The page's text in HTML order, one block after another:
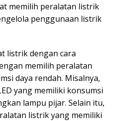
memilih peralatan listrik
penggunaan listrik
listrik dengan cara
memilih peralatan
daya rendah. Misalnya,
yang memiliki konsumsi
lampu pijar. Selain itu,
listrik yang memiliki